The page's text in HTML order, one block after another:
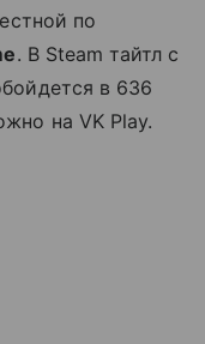
по
. В Steam тайтл с
в 636
на VK Play.